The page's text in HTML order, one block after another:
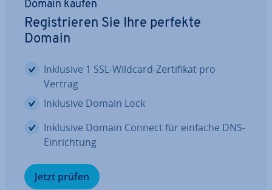
Domain kaufen
Re­gis­trie­ren Sie Ihre perfekte
Domain
Inklusive 1 SSL-Wildcard-Zer­ti­fi­kat pro
Vertrag
Inklusive Domain Lock
Inklusive Domain Connect für einfache DNS-
Ein­rich­tung
Jetzt prüfen